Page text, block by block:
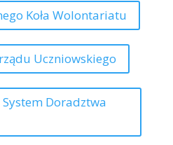
Koła Wolontariatu
Uczniowskiego
Doradztwa